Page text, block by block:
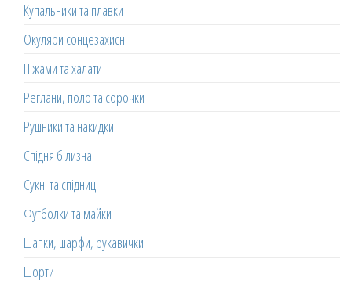
Купальники та плавки
Окуляри сонцезахисні
Піжами та халати
Реглани, поло та сорочки
Рушники та накидки
Спідня білизна
Сукні та спідниці
Футболки та майки
Шапки, шарфи, рукавички
Шорти